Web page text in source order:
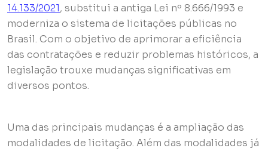
14.133/2021, substitui a antiga Lei nº 8.666/1993 e
moderniza o sistema de licitações públicas no
Brasil. Com o objetivo de aprimorar a eficiência
das contratações e reduzir problemas históricos, a
legislação trouxe mudanças significativas em
diversos pontos.
Uma das principais mudanças é a ampliação das
modalidades de licitação. Além das modalidades já